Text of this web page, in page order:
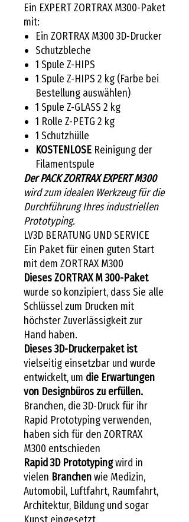
Ein EXPERT ZORTRAX M300-Paket
mit:
Ein ZORTRAX M300 3D-Drucker
Schutzbleche
1 Spule Z-HIPS
1 Spule Z-HIPS 2 kg (Farbe bei
Bestellung auswählen)
1 Spule Z-GLASS 2 kg
1 Rolle Z-PETG 2 kg
1 Schutzhülle
KOSTENLOSE Reinigung der
Filamentspule
Der PACK ZORTRAX EXPERT M300
wird zum idealen Werkzeug für die
Durchführung Ihres industriellen
Prototyping.
LV3D BERATUNG UND SERVICE
Ein Paket für einen guten Start
mit dem ZORTRAX M300
Dieses ZORTRAX M 300-Paket
wurde so konzipiert, dass Sie alle
Schlüssel zum Drucken mit
höchster Zuverlässigkeit zur
Hand haben.
Dieses 3D-Druckerpaket ist
vielseitig einsetzbar und wurde
entwickelt, um die Erwartungen
von Designbüros zu erfüllen.
Branchen, die 3D-Druck für ihr
Rapid Prototyping verwenden,
haben sich für den ZORTRAX
M300 entschieden
Rapid 3D Prototypingwird in
vielen Branchenwie Medizin,
Automobil, Luftfahrt, Raumfahrt,
Architektur, Bildung und sogar